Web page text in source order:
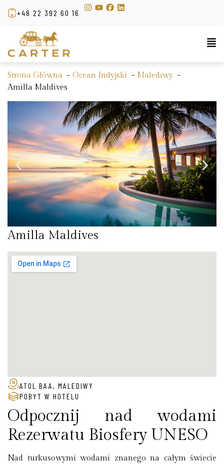
+48 22 392 60 16
Strona Główna Ocean Indyjski
Malediwy
Amilla Maldives
Amilla Maldives
ATOL BAA, MALEDIWY
POBYT W HOTELU
Odpocznij nad wodami
Rezerwatu Biosfery UNESO
Nad turkusowymi wodami znanego na całym świecie